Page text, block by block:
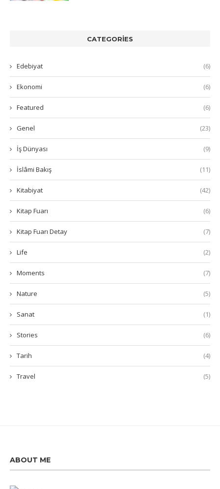
CATEGORIES
Edebiyat (6)
Ekonomi (6)
Featured (6)
Genel (23)
İş Dünyası (9)
İslâmi Bakış (11)
Kitabiyat (42)
Kitap Fuarı (6)
Kitap Fuarı Detay (7)
Life (2)
Moments (7)
Nature (5)
Sanat (1)
Stories (6)
Tarih (4)
Travel (5)
ABOUT ME